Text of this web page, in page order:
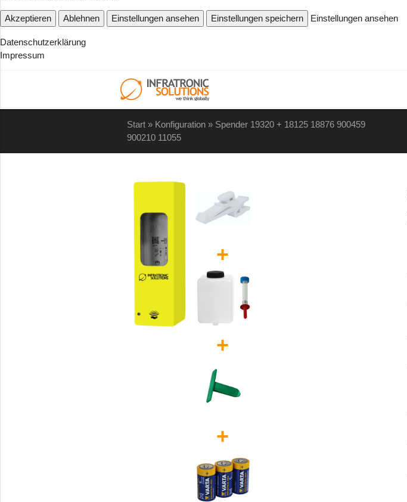
Akzeptieren Ablehnen Einstellungen ansehen Einstellungen speichern Einstellungen ansehen
Datenschutzerklärung
Impressum
Start» Konfiguration» Spender 19320 + 18125 18876 900459
900210 11055
+
+
+